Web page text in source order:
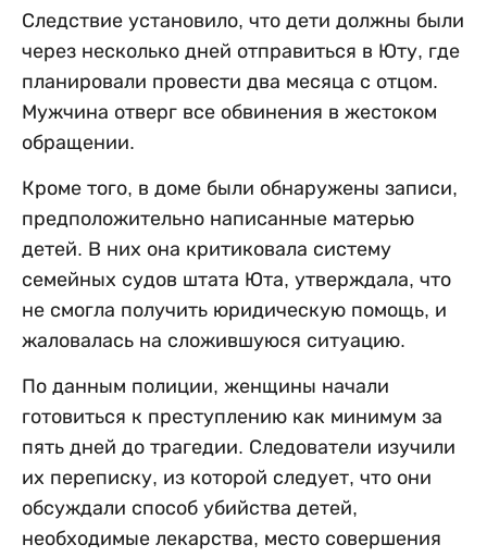
Следствие установило, что дети должны были
через несколько дней отправиться в Юту, где
планировали провести два месяца с отцом.
Мужчина отверг все обвинения в жестоком
обращении.
Кроме того, в доме были обнаружены записи,
предположительно написанные матерью
детей. В них она критиковала систему
семейных судов штата Юта, утверждала, что
не смогла получить юридическую помощь, и
жаловалась на сложившуюся ситуацию.
По данным полиции, женщины начали
готовиться к преступлению как минимум за
пять дней до трагедии. Следователи изучили
их переписку, из которой следует, что они
обсуждали способ убийства детей,
необходимые лекарства, место совершения